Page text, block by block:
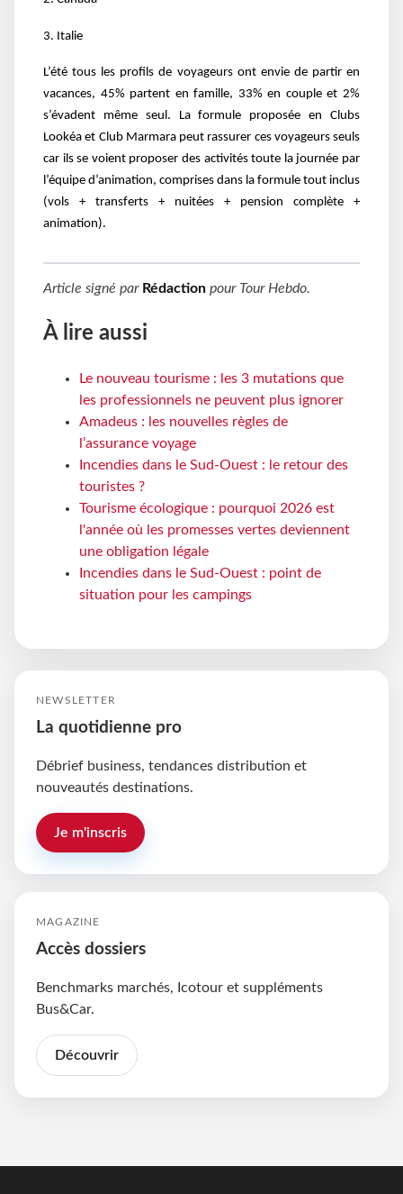
3. Italie
L’été tous les profils de voyageurs ont envie de partir en
vacances, 45% partent en famille, 33% en couple et 2%
s’évadent même seul. La formule proposée en Clubs
Lookéa et Club Marmara peut rassurer ces voyageurs seuls
car ils se voient proposer des activités toute la journée par
l’équipe d’animation, comprises dans la formule tout inclus
(vols + transferts + nuitées + pension complète +
animation).
Article signé par Rédaction pour Tour Hebdo.
À lire aussi
Le nouveau tourisme : les 3 mutations que
les professionnels ne peuvent plus ignorer
Amadeus : les nouvelles règles de
l’assurance voyage
Incendies dans le Sud-Ouest : le retour des
touristes ?
Tourisme écologique : pourquoi 2026 est
l'année où les promesses vertes deviennent
une obligation légale
Incendies dans le Sud-Ouest : point de
situation pour les campings
NEWSLETTER
La quotidienne pro
Débrief business, tendances distribution et
nouveautés destinations.
Je m'inscris
MAGAZINE
Accès dossiers
Benchmarks marchés, Icotour et suppléments
Bus&Car.
Découvrir